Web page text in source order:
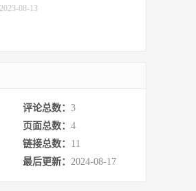
2023-08-13
评论总数： 3
页面总数： 4
链接总数： 11
最后更新： 2024-08-17